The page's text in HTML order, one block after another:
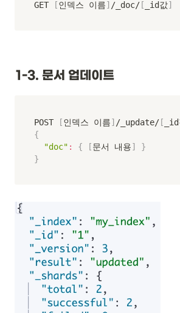
GET [인덱스 이름] /_doc/ [ _id값]
1-3. 문서 업데이트
POST [인덱스 이름] /_update/ [
{
"doc" : { [문서 내용]
}
}